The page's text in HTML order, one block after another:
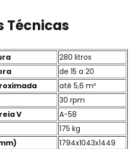
Técnicas
280 litros
de 15 a 20
até 5,6 m³
30 rpm
V
A-58
175 kg
1794x1043x1449